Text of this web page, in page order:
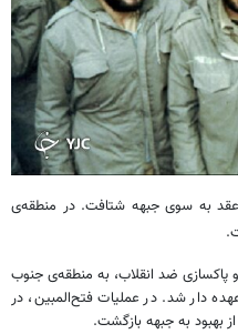
بعد از عقد به سوی جبهه شتافت. در منطقه‌ی
ضد انقلاب، به منطقه‌ی جنوب
دار شد. در عملیات فتح‌المبین، در
بهبود به جبهه بازگشت.